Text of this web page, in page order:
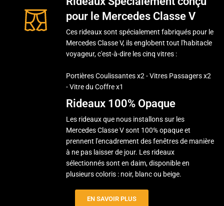
pour le Mercedes Classe V
Ces rideaux sont spécialement fabriqués pour le
Mercedes Classe V, ils englobent tout l'habitacle
voyageur, c'est-à-dire les cinq vitres :
Portières Coulissantes x2 - Vitres Passagers x2
- Vitre du Coffre x1
Rideaux 100% Opaque
Les rideaux que nous installons sur les
Mercedes Classe V sont 100% opaque et
prennent l'encadrement des fenêtres de manière
à ne pas laisser de jour. Les rideaux
sélectionnés sont en daim, disponible en
plusieurs coloris : noir, blanc ou beige.
EN SAVOIR PLUS